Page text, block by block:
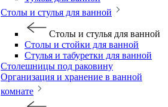
Столы и стулья для ванной
Столы и стулья для ванной
Столы и стойки для ванной
Стулья и табуретки для ванной
Столешницы под раковину
Организация и хранение в ванной
комнате